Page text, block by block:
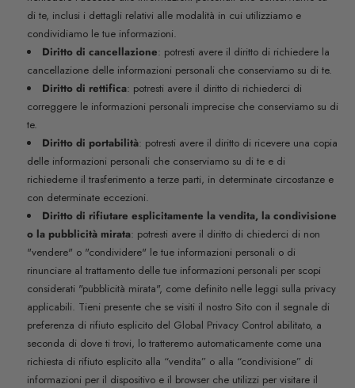
di te, inclusi i dettagli relativi alle modalità in cui utilizziamo e
condividiamo le tue informazioni.
Diritto di cancellazione: potresti avere il diritto di richiedere la
cancellazione delle informazioni personali che conserviamo su di te.
Diritto di rettifica: potresti avere il diritto di richiederci di
correggere le informazioni personali imprecise che conserviamo su di
te.
Diritto di portabilità: potresti avere il diritto di ricevere una copia
delle informazioni personali che conserviamo su di te e di
richiederne il trasferimento a terze parti, in determinate circostanze e
con determinate eccezioni.
Diritto di rifiutare esplicitamente la vendita, la condivisione
o la pubblicità mirata: potresti avere il diritto di chiederci di non
"vendere" o "condividere" le tue informazioni personali o di
rinunciare al trattamento delle tue informazioni personali per scopi
considerati "pubblicità mirata", come definito nelle leggi sulla privacy
applicabili. Tieni presente che se visiti il nostro Sito con il segnale di
preferenza di rifiuto esplicito del Global Privacy Control abilitato, a
seconda di dove ti trovi, lo tratteremo automaticamente come una
richiesta di rifiuto esplicito alla “vendita” o alla “condivisione” di
informazioni per il dispositivo e il browser che utilizzi per visitare il